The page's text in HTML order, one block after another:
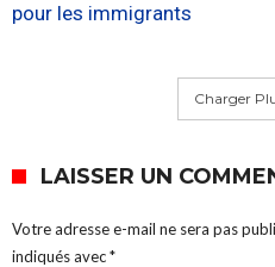
pour les immigrants
Charger
LAISSER UN
Votre adresse e-mail ne sera pas
indiqués avec*